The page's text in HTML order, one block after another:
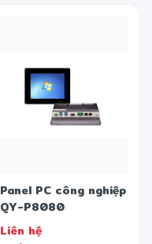
Panel PC công nghiệp
QY-P8080
Liên hệ